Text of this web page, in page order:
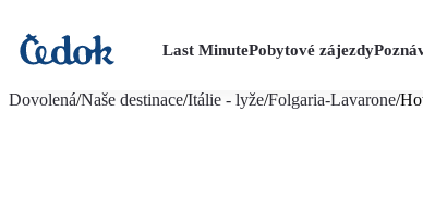
Last MinutePobytové zájezdy
Dovolená/Naše destinace/Itálie - lyže/Folgaria-Lavarone/